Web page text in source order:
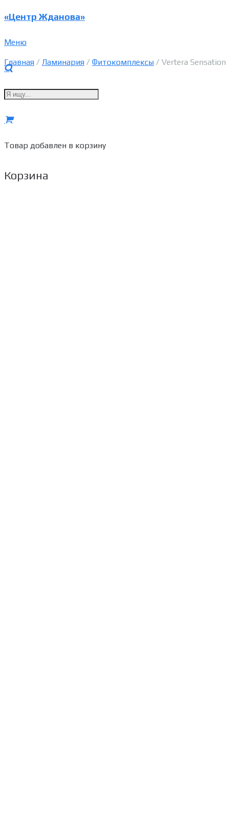
«Центр Жданова»
Меню
Товар добавлен в корзину
Корзина
Главная / Ламинария / Фитокомплексы / Vertera Sensation